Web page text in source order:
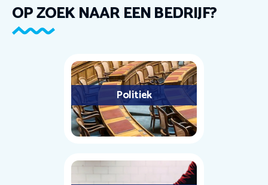
OP ZOEK NAAR EEN BEDRIJF?
Politiek